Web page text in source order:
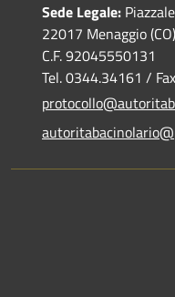
Sede Legale:
22017 Menaggio (CO)
C.F. 92045550131
Tel. 0344.34161 /